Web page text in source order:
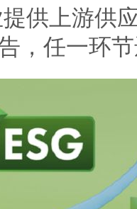
供上游供
，任一环